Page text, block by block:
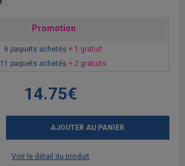
Promotion
6 paquets achetés + 1 gratuit
11 paquets achetés + 2 gratuits
14.75€
AJOUTER AU PANIER
Voir le détail du produit